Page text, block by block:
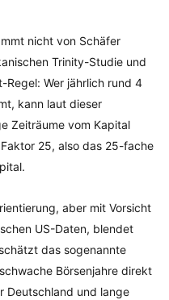
nicht von Schäfer
Trinity-Studie und
Wer jährlich rund 4
kann laut dieser
Zeiträume vom Kapital
25, also das 25-fache
aber mit Vorsicht
US-Daten, blendet
das sogenannte
Börsenjahre direkt
Deutschland und lange